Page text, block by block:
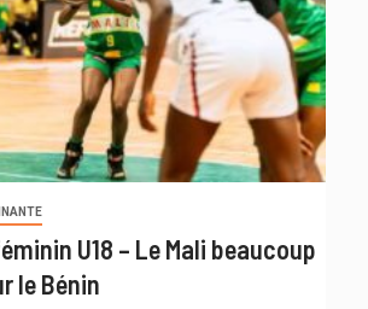
U18 – Le Mali beaucoup
le Bénin